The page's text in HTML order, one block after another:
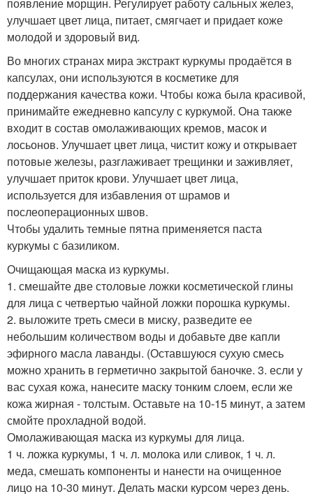
улучшает цвет лица, питает, смягчает и придает коже
молодой и здоровый вид.
Во многих странах мира экстракт куркумы продаётся в
капсулах, они используются в косметике для
поддержания качества кожи. Чтобы кожа была красивой,
принимайте ежедневно капсулу с куркумой. Она также
входит в состав омолаживающих кремов, масок и
лосьонов. Улучшает цвет лица, чистит кожу и открывает
потовые железы, разглаживает трещинки и заживляет,
улучшает приток крови. Улучшает цвет лица,
используется для избавления от шрамов и
послеоперационных швов.
Чтобы удалить темные пятна применяется паста
куркумы с базиликом.
Очищающая маска из куркумы.
1. смешайте две столовые ложки косметической глины
для лица с четвертью чайной ложки порошка куркумы.
2. выложите треть смеси в миску, разведите ее
небольшим количеством воды и добавьте две капли
эфирного масла лаванды. (Оставшуюся сухую смесь
можно хранить в герметично закрытой баночке. 3. если у
вас сухая кожа, нанесите маску тонким слоем, если же
кожа жирная - толстым. Оставьте на 10-15 минут, а затем
смойте прохладной водой.
Омолаживающая маска из куркумы для лица.
1 ч. ложка куркумы, 1 ч. л. молока или сливок, 1 ч. л.
меда, смешать компоненты и нанести на очищенное
лицо на 10-30 минут. Делать маски курсом через день.